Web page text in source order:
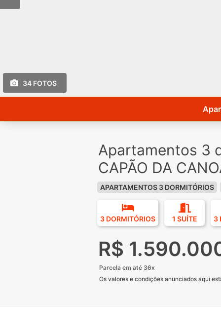
34 FOTOS
Apartamentos 3
CAPÃO DA
APARTAMENTOS 3 DORMITÓRIOS
3 DORMITÓRIOS 1 SUÍTE 3
R$
Parcela em até 36x
Os valores e condições anunciados aqui